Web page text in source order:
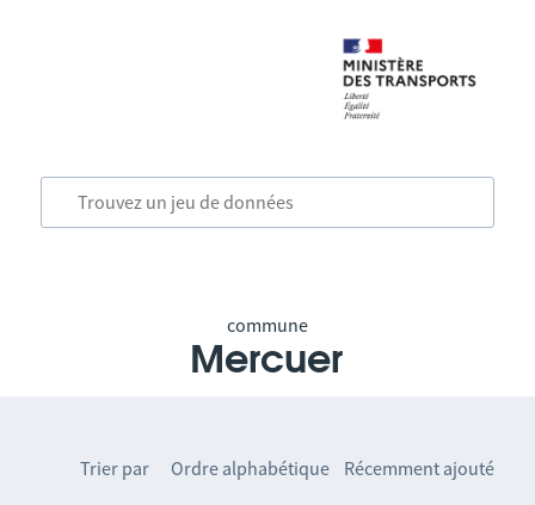
commune
Mercuer
Trier par Ordre alphabétique Récemment ajouté